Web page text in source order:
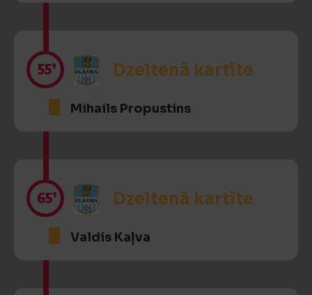
55’ Dzeltenā kartīte
Mihails Propustins
65’ Dzeltenā kartīte
Valdis Kaļva